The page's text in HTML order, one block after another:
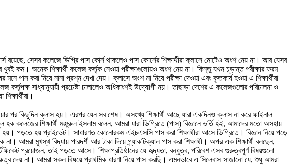
রয়েছে, সেসব কলেজে ডিগ্রি পাস কোর্স থাকলেও পাস কোর্সের শিক্ষার্থীরা ক্লাসে মোটেও অংশ নেয় না। আর যেসব
খুবই কম। অনেক শিক্ষার্থী কলেজ কর্তৃক নেওয়া পরীক্ষাগুলোয়ও অংশ নেয় না। কিন্তু যখন চূড়ান্ত পরীক্ষার ফরম
পাস করা নিয়ে নানা প্রশ্ন দেখা দেয়। ক্লাসে অংশ না নিয়ে পরীক্ষা দেওয়া এবং কৃতকার্য হওয়া এ শিক্ষার্থীরা
কর্তৃপক্ষ সাধ্যানুযায়ী প্রচেষ্টা চালালেও অধিকাংশই উদ্যোগী নয়। তাছাড়া দেশের এ কলেজগুলোর পরিচালনা ও
পর কিছুদিন ক্লাস হয়। এরপর যেন সব শেষ। অসংখ্য শিক্ষার্থী আছে যারা একদিনও ক্লাস না করে ফাইনাল
হক কলেজের শিক্ষার্থী মঞ্জুরুল ইসলাম বলেন, আমরা যারা ডিগ্রিতে (পাস) বিজ্ঞানে ভর্তি হই, আমাদের মতো অসহায়
হয় প্রাইভেট। সাধারণত কোনোরকম এইচএসসি পাস করা শিক্ষার্থীরা আসে ডিগ্রিতে। বিজ্ঞান নিয়ে পড়ে
মুখস্থ বিদ্যায় পারদর্শী আর টাকা দিয়ে প্র্যাকটিক্যাল পাস করা শিক্ষার্থী। অপর এক শিক্ষার্থী বলছেন,
প্রয়োজন, তাই পড়তে আসে। শিক্ষাপ্রতিষ্ঠানের যে হৃদ্যতা, বন্ধুত্ব, পরিবেশ এসব গুরুত্বপূর্ণ বিষয়গুলো
দেয় না। আমরা সকল বিষয়ে প্রাথমিক ধারণা নিয়ে পাস করছি। এমনভাবে এ সিলেবাস সাজানো যে, শুধু আমরা